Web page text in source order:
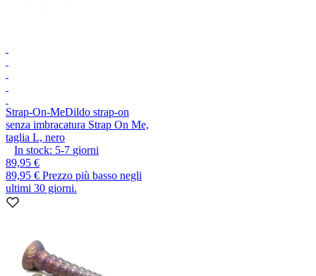
Strap-On-MeDildo strap-on
senza imbracatura Strap On Me,
taglia L, nero
In stock: 5-7 giorni
89,95 €
89,95 € Prezzo più basso negli
ultimi 30 giorni.